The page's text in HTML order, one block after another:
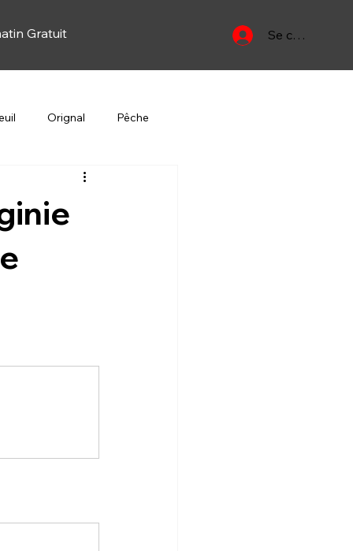
Gratuit Se connecter
Orignal Pêche
Oiseau migrateur